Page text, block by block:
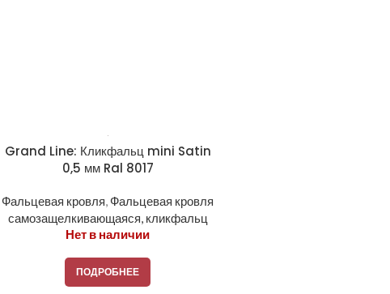
Grand Line: Кликфальц mini Satin
0,5 мм Ral 8017
Фальцевая кровля, Фальцевая кровля
самозащелкивающаяся, кликфальц
Нет в наличии
ПОДРОБНЕЕ